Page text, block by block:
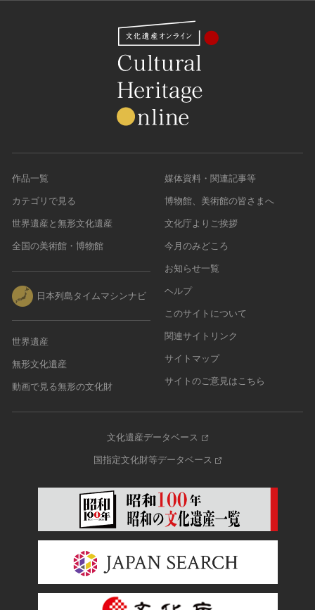
作品一覧
カテゴリで見る
世界遺産と無形文化遺産
全国の美術館・博物館
日本列島タイムマシンナビ
世界遺産
無形文化遺産
動画で見る無形の文化財
媒体資料・関連記事等
博物館、美術館の皆さまへ
文化庁よりご挨拶
今月のみどころ
お知らせ一覧
ヘルプ
このサイトについて
関連サイトリンク
サイトマップ
サイトのご意見はこちら
文化遺産データベース
国指定文化財等データベース